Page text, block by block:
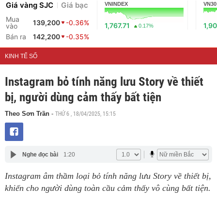
Giá vàng SJC Giá bạc
Mua
vào
139,200
-0.36%
Bán ra
142,200 -0.35%
VNINDEX
1,767.71 0.17%
VN30
KINH TẾ SỐ
Instagram bỏ tính năng lưu Story về thiết
bị, người dùng cảm thấy bất tiện
Theo Sơn Trần - THỨ 6 , 18/04/2025, 15:15
Nghe đọc bài 1:20
Instagram âm thầm loại bỏ tính năng lưu Story về thiết bị,
khiến cho người dùng toàn cầu cảm thấy vô cùng bất tiện.